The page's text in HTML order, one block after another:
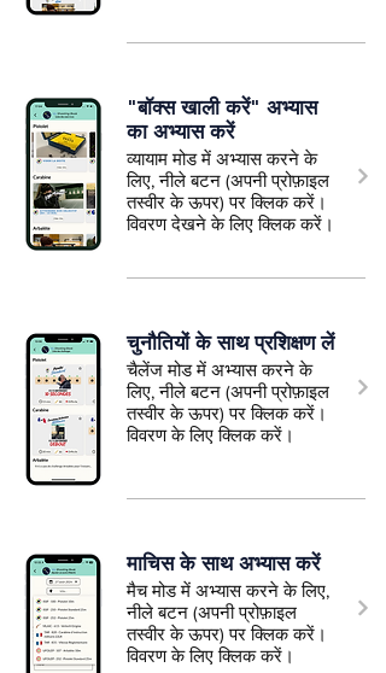
"बॉक्स खाली करें" अभ्यास
का अभ्यास करें
व्यायाम मोड में अभ्यास करने के
लिए, नीले बटन (अपनी प्रोफ़ाइल
तस्वीर के ऊपर) पर क्लिक करें।
विवरण देखने के लिए क्लिक करें।
चुनौतियों के साथ प्रशिक्षण लें
चैलेंज मोड में अभ्यास करने के
लिए, नीले बटन (अपनी प्रोफ़ाइल
तस्वीर के ऊपर) पर क्लिक करें।
विवरण के लिए क्लिक करें।
माचिस के साथ अभ्यास करें
मैच मोड में अभ्यास करने के लिए,
नीले बटन (अपनी प्रोफ़ाइल
तस्वीर के ऊपर) पर क्लिक करें।
विवरण के लिए क्लिक करें।